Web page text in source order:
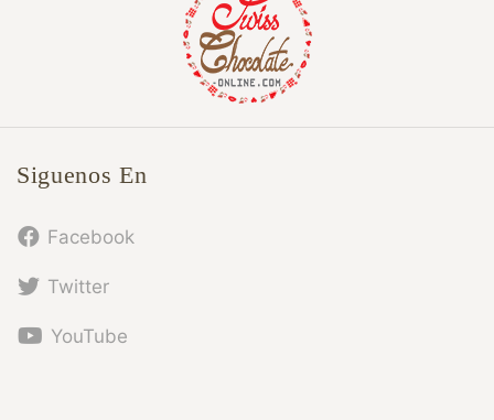
Siguenos En
Facebook
Twitter
YouTube